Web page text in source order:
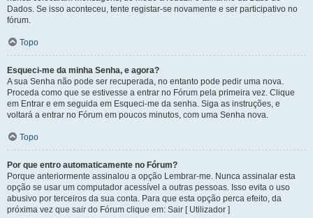
Dados. Se isso aconteceu, tente registar-se novamente e ser participativo no
fórum.
Topo
Esqueci-me da minha Senha, e agora?
A sua Senha não pode ser recuperada, no entanto pode pedir uma nova.
Proceda como que se estivesse a entrar no Fórum pela primeira vez. Clique
em Entrar e em seguida em Esqueci-me da senha. Siga as instruções, e
voltará a entrar no Fórum em poucos minutos, com uma Senha nova.
Topo
Por que entro automaticamente no Fórum?
Porque anteriormente assinalou a opção Lembrar-me. Nunca assinalar esta
opção se usar um computador acessível a outras pessoas. Isso evita o uso
abusivo por terceiros da sua conta. Para que esta opção perca efeito, da
próxima vez que sair do Fórum clique em: Sair [ Utilizador ]